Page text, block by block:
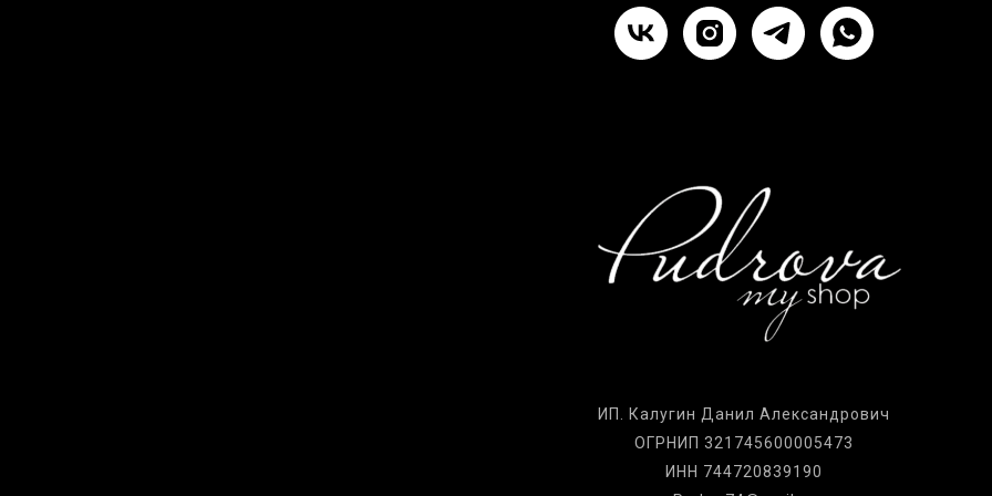
ИП. Калугин Данил Александрович
ОГРНИП 321745600005473
ИНН 744720839190